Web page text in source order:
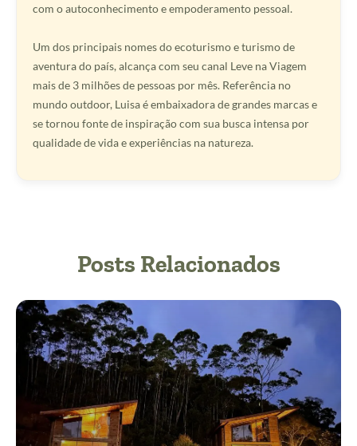
com o autoconhecimento e empoderamento pessoal.
Um dos principais nomes do ecoturismo e turismo de
aventura do país, alcança com seu canal Leve na Viagem
mais de 3 milhões de pessoas por mês. Referência no
mundo outdoor, Luisa é embaixadora de grandes marcas e
se tornou fonte de inspiração com sua busca intensa por
qualidade de vida e experiências na natureza.
Posts Relacionados